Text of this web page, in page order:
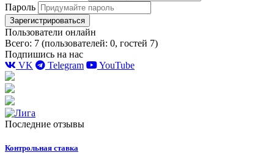
Пароль
Зарегистрироваться
Пользователи онлайн
Всего: 7 (пользователей: 0, гостей 7)
Подпишись на нас
VK
Telegram YouTube
Последние отзывы
Контрольная ставка